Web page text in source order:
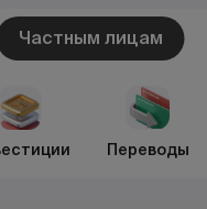
Частным лицам
Переводы